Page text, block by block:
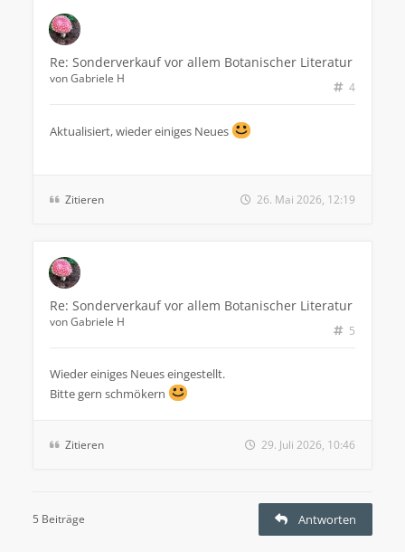
Re: Sonderverkauf vor allem Botanischer Literatur
4
vonGabriele H
Aktualisiert, wieder einiges Neues
Zitieren 26. Mai 2026, 12:19
Re: Sonderverkauf vor allem Botanischer Literatur
5
vonGabriele H
Wieder einiges Neues eingestellt.
Bitte gern schmökern
Zitieren 29. Juli 2026, 10:46
5 Beiträge Antworten